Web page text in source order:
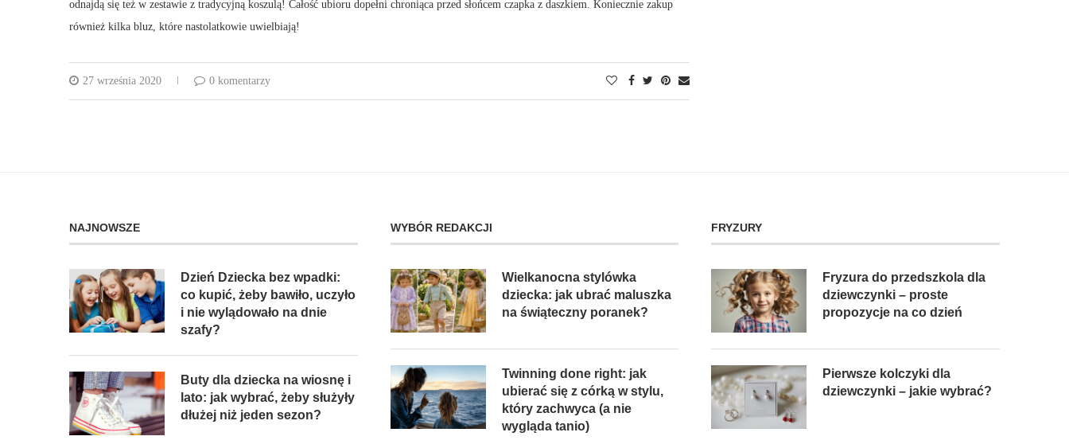
odnajdą się też w zestawie z tradycyjną koszulą! Całość ubioru dopełni chroniąca przed słońcem czapka z daszkiem. Koniecznie zakup
również kilka bluz, które nastolatkowie uwielbiają!
27 września 2020 0 komentarzy
NAJNOWSZE
Dzień Dziecka bez wpadki:
co kupić, żeby bawiło, uczyło
i nie wylądowało na dnie
szafy?
Buty dla dziecka na wiosnę i
lato: jak wybrać, żeby służyły
dłużej niż jeden sezon?
WYBÓR REDAKCJI
Wielkanocna stylówka
dziecka: jak ubrać maluszka
na świąteczny poranek?
Twinning done right: jak
ubierać się z córką w stylu,
który zachwyca (a nie
wygląda tanio)
FRYZURY
Fryzura do przedszkola dla
dziewczynki – proste
propozycje na co dzień
Pierwsze kolczyki dla
dziewczynki – jakie wybrać?